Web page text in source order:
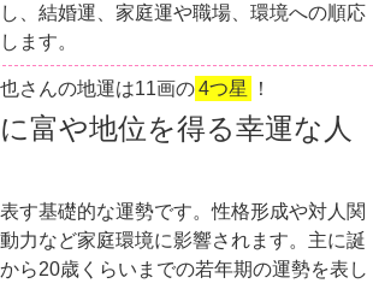
、結婚運、家庭運や職場、環境への順応
ます。
さんの地運は11画の4つ星 ！
富や地位を得る幸運な人
す基礎的な運勢です。性格形成や対人関
力など家庭環境に影響されます。主に誕
ら20歳くらいまでの若年期の運勢を表し